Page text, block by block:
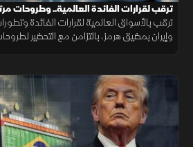
ترقب لقرارات الفائدة العالمية.. وطروحات
ترقب بالأسواق العالمية لقرارات الفائدة
وإيران بمضيق هرمز، بالتزامن مع التحضير